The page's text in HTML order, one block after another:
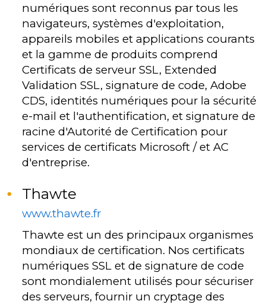
numériques sont reconnus par tous les
navigateurs, systèmes d'exploitation,
appareils mobiles et applications courants
et la gamme de produits comprend
Certificats de serveur SSL, Extended
Validation SSL, signature de code, Adobe
CDS, identités numériques pour la sécurité
e-mail et l'authentification, et signature de
racine d'Autorité de Certification pour
services de certificats Microsoft / et AC
d'entreprise.
Thawte
www.thawte.fr
Thawte est un des principaux organismes
mondiaux de certification. Nos certificats
numériques SSL et de signature de code
sont mondialement utilisés pour sécuriser
des serveurs, fournir un cryptage des